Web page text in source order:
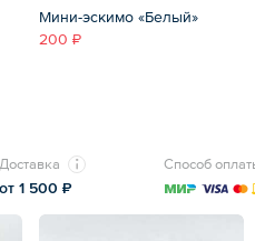
Мини-эскимо «Белый»
200 ₽
Доставка
от 1 500 ₽
Способ